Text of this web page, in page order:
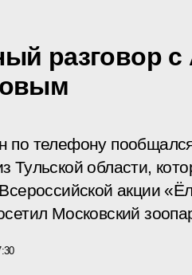
разговор с
по телефону
Тульской области,
акции
Московский